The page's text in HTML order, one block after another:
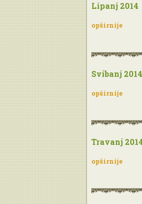
Lipanj 2014
opširnije
Svibanj 2014
opširnije
Travanj
opširnije